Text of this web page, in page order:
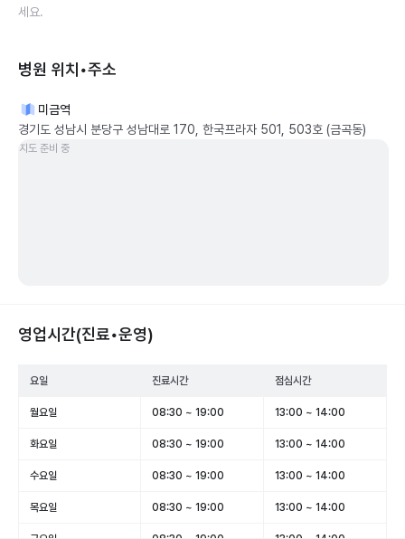
세요.
병원 위치•주소
미금역
경기도 성남시 분당구 성남대로 170, 한국프라자 501, 503호 (금곡동)
지도 준비 중
영업시간(진료•운영)
요일 진료시간 점심시간
월요일 08:30 ~ 19:00 13:00 ~ 14:00
화요일 08:30 ~ 19:00 13:00 ~ 14:00
수요일 08:30 ~ 19:00 13:00 ~ 14:00
목요일 08:30 ~ 19:00 13:00 ~ 14:00